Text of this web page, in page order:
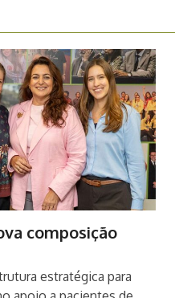
composição
estratégica para